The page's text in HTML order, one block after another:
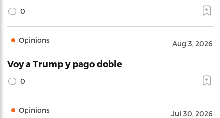
0
Opinions Aug 3, 2026
Voy a Trump y pago doble
0
Opinions Jul 30, 2026